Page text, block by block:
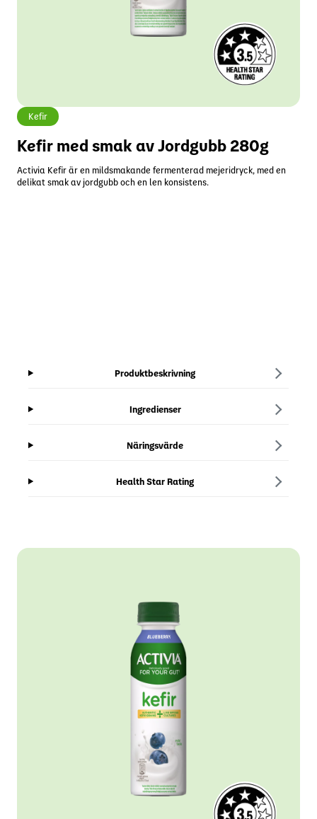
Kefir
Kefir med smak av Jordgubb 280g
Activia Kefir är en mildsmakande fermenterad mejeridryck, med en
delikat smak av jordgubb och en len konsistens.
Produktbeskrivning
Ingredienser
Näringsvärde
Health Star Rating